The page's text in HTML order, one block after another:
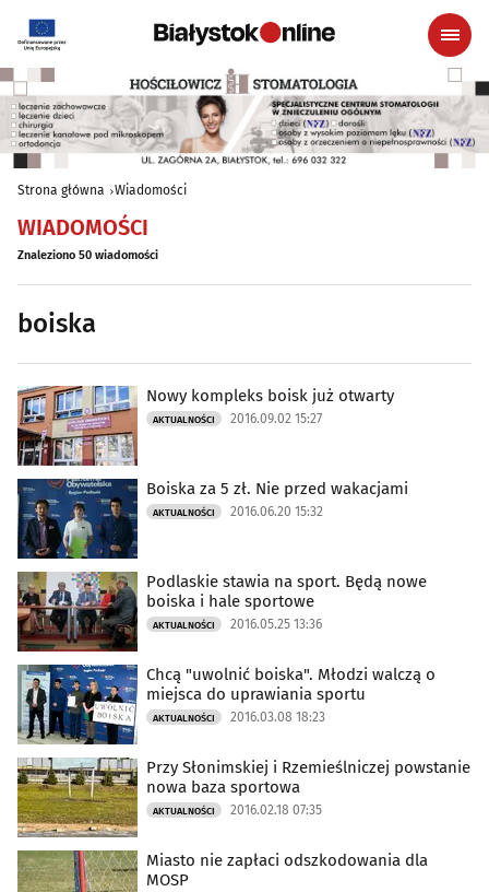
Strona główna Wiadomości
WIADOMOŚCI
Znaleziono 50 wiadomości
boiska
Nowy kompleks boisk już otwarty
AKTUALNOŚCI 2016.09.02 15:27
Boiska za 5 zł. Nie przed wakacjami
AKTUALNOŚCI 2016.06.20 15:32
Podlaskie stawia na sport. Będą nowe
boiska i hale sportowe
AKTUALNOŚCI 2016.05.25 13:36
Chcą "uwolnić boiska". Młodzi walczą o
miejsca do uprawiania sportu
AKTUALNOŚCI 2016.03.08 18:23
Przy Słonimskiej i Rzemieślniczej powstanie
nowa baza sportowa
AKTUALNOŚCI 2016.02.18 07:35
Miasto nie zapłaci odszkodowania dla
MOSP